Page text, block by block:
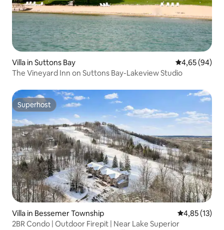
Villa in Suttons Bay Gemiddelde
4,65 (94)
The Vineyard Inn on Suttons Bay-Lakeview Studio
Superhost
Superhost
Villa in Bessemer Township Gemiddelde
4,85 (13)
2BR Condo | Outdoor Firepit | Near Lake Superior